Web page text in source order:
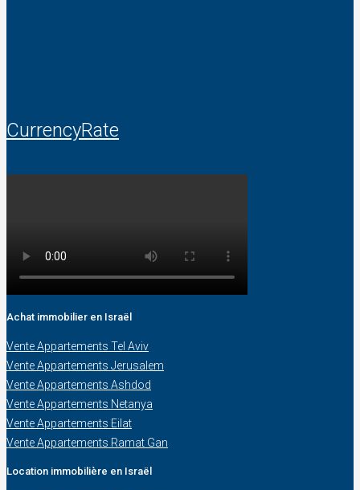
CurrencyRate
Achat immobilier en Israël
Vente Appartements Tel Aviv
Vente Appartements Jerusalem
Vente Appartements Ashdod
Vente Appartements Netanya
Vente Appartements Eilat
Vente Appartements Ramat Gan
Location immobilière en Israël